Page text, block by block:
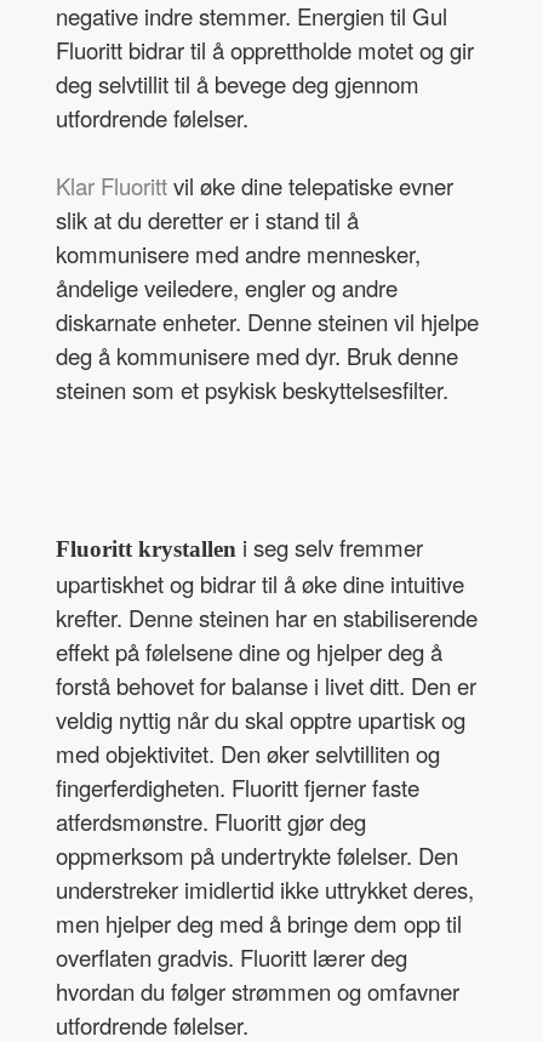
negative indre stemmer. Energien til Gul
Fluoritt bidrar til å opprettholde motet og gir
deg selvtillit til å bevege deg gjennom
utfordrende følelser.
Klar Fluorittvil øke dine telepatiske evner
slik at du deretter er i stand til å
kommunisere med andre mennesker,
åndelige veiledere, engler og andre
diskarnate enheter. Denne steinen vil hjelpe
deg å kommunisere med dyr. Bruk denne
steinen som et psykisk beskyttelsesfilter.
Fluoritt krystallen i seg selv fremmer
upartiskhet og bidrar til å øke dine intuitive
krefter. Denne steinen har en stabiliserende
effekt på følelsene dine og hjelper deg å
forstå behovet for balanse i livet ditt. Den er
veldig nyttig når du skal opptre upartisk og
med objektivitet. Den øker selvtilliten og
fingerferdigheten. Fluoritt fjerner faste
atferdsmønstre. Fluoritt gjør deg
oppmerksom på undertrykte følelser. Den
understreker imidlertid ikke uttrykket deres,
men hjelper deg med å bringe dem opp til
overflaten gradvis. Fluoritt lærer deg
hvordan du følger strømmen og omfavner
utfordrende følelser.